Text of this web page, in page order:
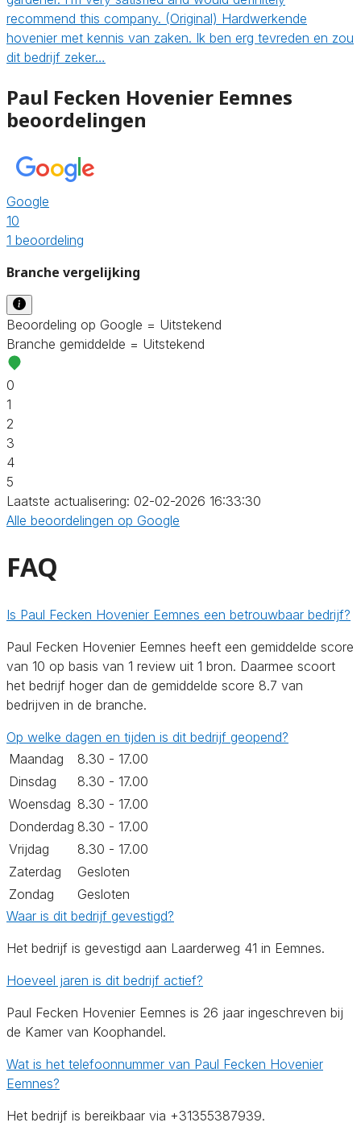
recommend this company. (Original) Hardwerkende
hovenier met kennis van zaken. Ik ben erg tevreden en zou
dit bedrijf zeker…
Paul Fecken Hovenier Eemnes
beoordelingen
Google
10
1 beoordeling
Branche vergelijking
Beoordeling op Google = Uitstekend
Branche gemiddelde = Uitstekend
0
1
2
3
4
5
Laatste actualisering: 02-02-2026 16:33:30
Alle beoordelingen op Google
FAQ
Is Paul Fecken Hovenier Eemnes een betrouwbaar bedrijf?
Paul Fecken Hovenier Eemnes heeft een gemiddelde score
van 10 op basis van 1 review uit 1 bron. Daarmee scoort
het bedrijf hoger dan de gemiddelde score 8.7 van
bedrijven in de branche.
Op welke dagen en tijden is dit bedrijf geopend?
Maandag
8.30 - 17.00
Dinsdag
8.30 - 17.00
Woensdag 8.30 - 17.00
Donderdag 8.30 - 17.00
Vrijdag
8.30 - 17.00
Zaterdag
Gesloten
Zondag
Gesloten
Waar is dit bedrijf gevestigd?
Het bedrijf is gevestigd aan Laarderweg 41 in Eemnes.
Hoeveel jaren is dit bedrijf actief?
Paul Fecken Hovenier Eemnes is 26 jaar ingeschreven bij
de Kamer van Koophandel.
Wat is het telefoonnummer van Paul Fecken Hovenier
Eemnes?
Het bedrijf is bereikbaar via +31355387939.